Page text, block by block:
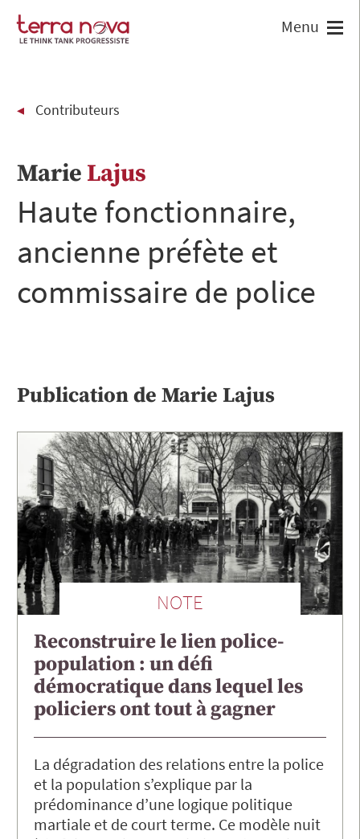
Contributeurs
Marie Lajus
Haute fonctionnaire,
ancienne préfète et
commissaire de police
Publication de Marie Lajus
NOTE
Reconstruire le lien police-
population : un défi
démocratique dans lequel les
policiers ont tout à gagner
La dégradation des relations entre la police
et la population s’explique par la
prédominance d’une logique politique
martiale et de court terme. Ce modèle nuit